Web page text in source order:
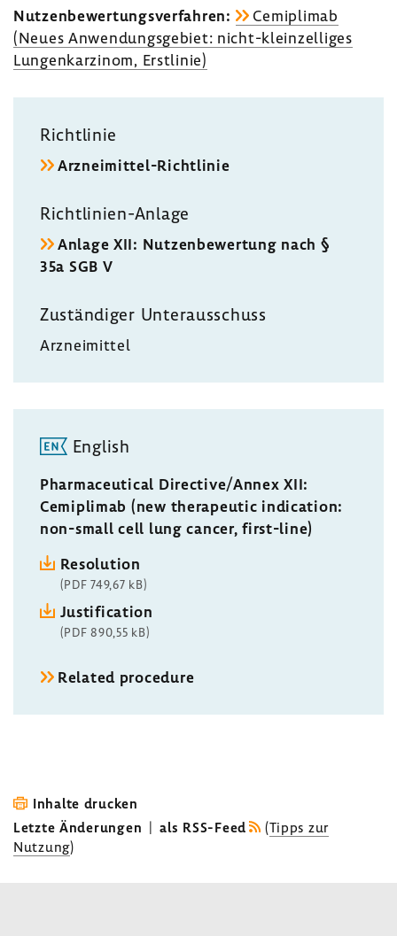
Nutzen­be­wer­tungs­ver­fahren:
Cemi­plimab
(Neues Anwen­dungs­ge­biet: nicht-​kleinzelliges
Lungen­kar­zinom, Erst­linie)
Richt­linie
Arzneimittel-​Richtlinie
Richtlinien-​Anlage
Anlage XII: Nutzen­be­wer­tung nach §
35a SGB V
Zustän­diger Unter­aus­schuss
Arznei­mittel
English
Pharmaceutical Directive/Annex XII:
Cemiplimab (new therapeutic indication:
non-small cell lung cancer, first-line)
Resolution
(PDF 749,67 kB)
Justification
(PDF 890,55 kB)
Related procedure
Inhalte drucken
Letzte Änderungen | als RSS-Feed (Tipps zur
Nutzung)